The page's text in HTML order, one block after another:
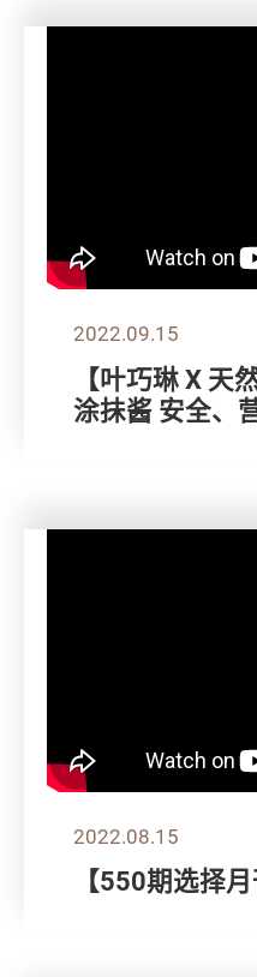
2022.09.15
【叶巧琳 X 天
涂抺酱 安全、
2022.08.15
【550期选择